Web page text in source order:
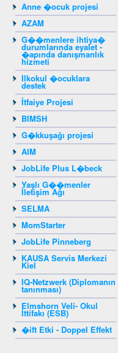
Anne �ocuk projesi
AZAM
G��menlere ihtiya�
durumlarında eyalet -
�apında danışmanlık
hizmeti
Ilkokul �ocuklara
destek
İtfaiye Projesi
BIMSH
G�kkuşağı projesi
AIM
JobLife Plus L�beck
Yaşlı G��menler
İletişim Ağı
SELMA
MomStarter
JobLife Pinneberg
KAUSA Servis Merkezi
Kiel
IQ-Netzwerk (Diplomanın
tanınması)
Elmshorn Veli- Okul
İttifakı (ESB)
�ift Etki - Doppel Effekt